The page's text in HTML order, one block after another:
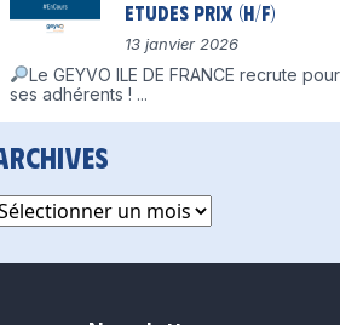
Etudes Prix (H/F)
13 janvier 2026
Le GEYVO ILE DE FRANCE recrute pour
ses adhérents ! ...